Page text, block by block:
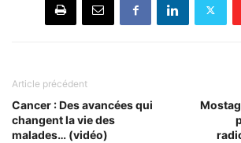
Article précédent
Cancer : Des avancées qui
changent la vie des
malades… (vidéo)